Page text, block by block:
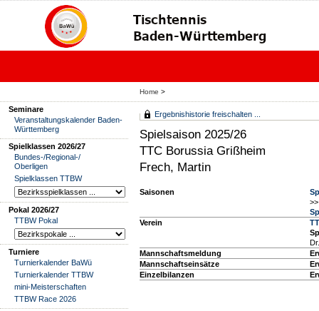
Home >
Seminare
Veranstaltungskalender Baden-
Württemberg
Spielklassen 2026/27
Bundes-/Regional-/
Oberligen
Spielklassen TTBW
Pokal 2026/27
TTBW Pokal
Turniere
Turnierkalender BaWü
Turnierkalender TTBW
mini-Meisterschaften
TTBW Race 2026
Ergebnishistorie freischalten ...
Spielsaison 2025/26
TTC Borussia Grißheim
Frech, Martin
Saisonen
Verein
Mannschaftsmeldung
Mannschaftseinsätze
Einzelbilanzen